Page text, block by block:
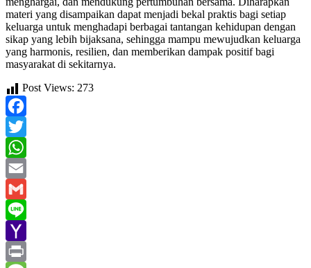
materi yang disampaikan dapat menjadi bekal praktis bagi setiap
keluarga untuk menghadapi berbagai tantangan kehidupan dengan
sikap yang lebih bijaksana, sehingga mampu mewujudkan keluarga
yang harmonis, resilien, dan memberikan dampak positif bagi
masyarakat di sekitarnya.
Post Views: 273
Facebook
Twitter
WhatsApp
Email
Gmail
Line
Yahoo